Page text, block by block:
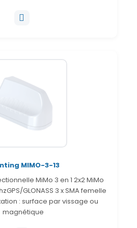
MIMO-3-13
MiMo 3 en 1 2x2 MiMo
GLONASS 3 x SMA femelle
: surface par vissage ou
magnétique